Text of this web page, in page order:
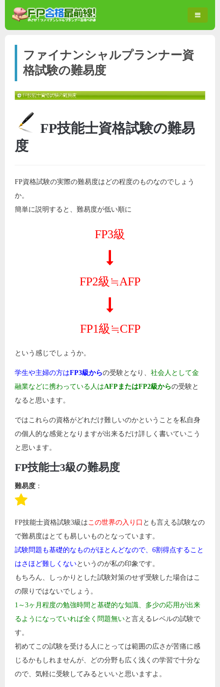
ファイナンシャルプランナー資
格試験の難易度
FP技能士資格試験の難易
度
FP資格試験の実際の難易度はどの程度のものなのでしょう
か。
簡単に説明すると、難易度が低い順に
FP3級
FP2級≒AFP
FP1級≒CFP
という感じでしょうか。
学生や主婦の方はFP3級からの受験となり、 社会人として金
融業などに携わっている人はAFPまたはFP2級からの受験と
なると思います。
ではこれらの資格がどれだけ難しいのかということを私自身
の個人的な感覚となりますが出来るだけ詳しく書いていこう
と思います。
FP技能士3級の難易度
難易度 ：
FP技能士資格試験3級はこの世界の入り口 とも言える試験なの
で難易度はとても易しいものとなっています。
試験問題も基礎的なものがほとんどなので、6割得点すること
はさほど難しくないというのが私の印象です。
もちろん、しっかりとした試験対策のせず受験した場合はこ
の限りではないでしょう。
1～3ヶ月程度の勉強時間と基礎的な知識、多少の応用が出来
るようになっていれば全く問題無いと言えるレベルの試験で
す。
初めてこの試験を受ける人にとっては範囲の広さが苦痛に感
じるかもしれませんが、どの分野も広く浅くの学習で十分な
ので、気軽に受験してみるといいと思いますよ。